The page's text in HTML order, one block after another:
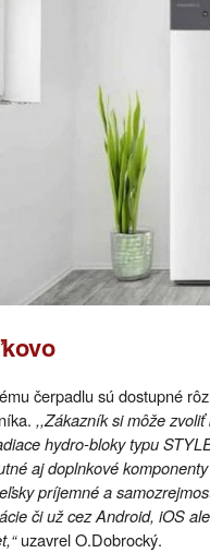
čerpadlu sú dostupné
,,Zákazník si môže
hydro-bloky typu
aj doplnkové
príjemné a
či už cez Android, iOS
uzavrel O.Dobrocký.